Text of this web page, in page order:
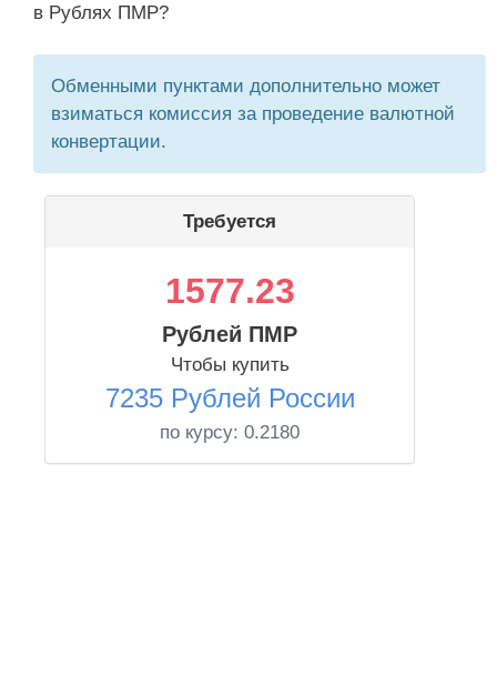
в Рублях ПМР?
Обменными пунктами дополнительно может
взиматься комиссия за проведение валютной
конвертации.
Требуется
1577.23
Рублей ПМР
Чтобы купить
7235 Рублей России
по курсу: 0.2180